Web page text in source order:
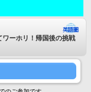
ワーホリ！帰国後の挑戦